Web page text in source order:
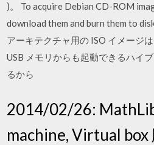
)。 To acquire Debian CD-ROM
download them and burn them to
アーキテクチャ用の ISO イメージ
USB メモリからも起動できるハイ
るから
2014/02/26:
machine, Virtual box